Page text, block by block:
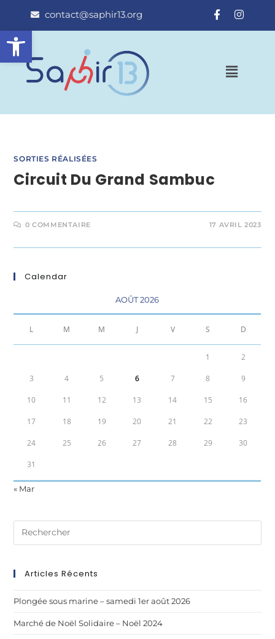
Ouvrir la barre d’outils
contact@saphir13.org
SORTIES RÉALISÉES
Circuit Du Grand Sambuc
0 COMMENTAIRE 17 AVRIL 2023
Calendar
AOÛT 2026
L M M J V S D
1 2
3 4 5 6 7 8 9
10 11 12 13 14 15 16
17 18 19 20 21 22 23
24 25 26 27 28 29 30
31
« Mar
Articles Récents
Plongée sous marine – samedi 1er août 2026
Marché de Noël Solidaire – Noël 2024